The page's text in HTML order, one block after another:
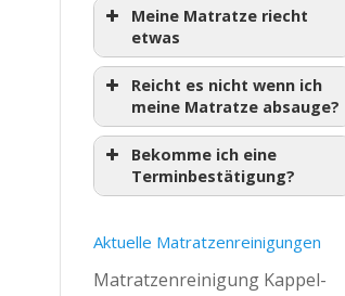
Meine Matratze riecht
etwas
Reicht es nicht wenn ich
meine Matratze absauge?
Bekomme ich eine
Terminbestätigung?
Aktuelle Matratzenreinigungen
Matratzenreinigung Kappel-